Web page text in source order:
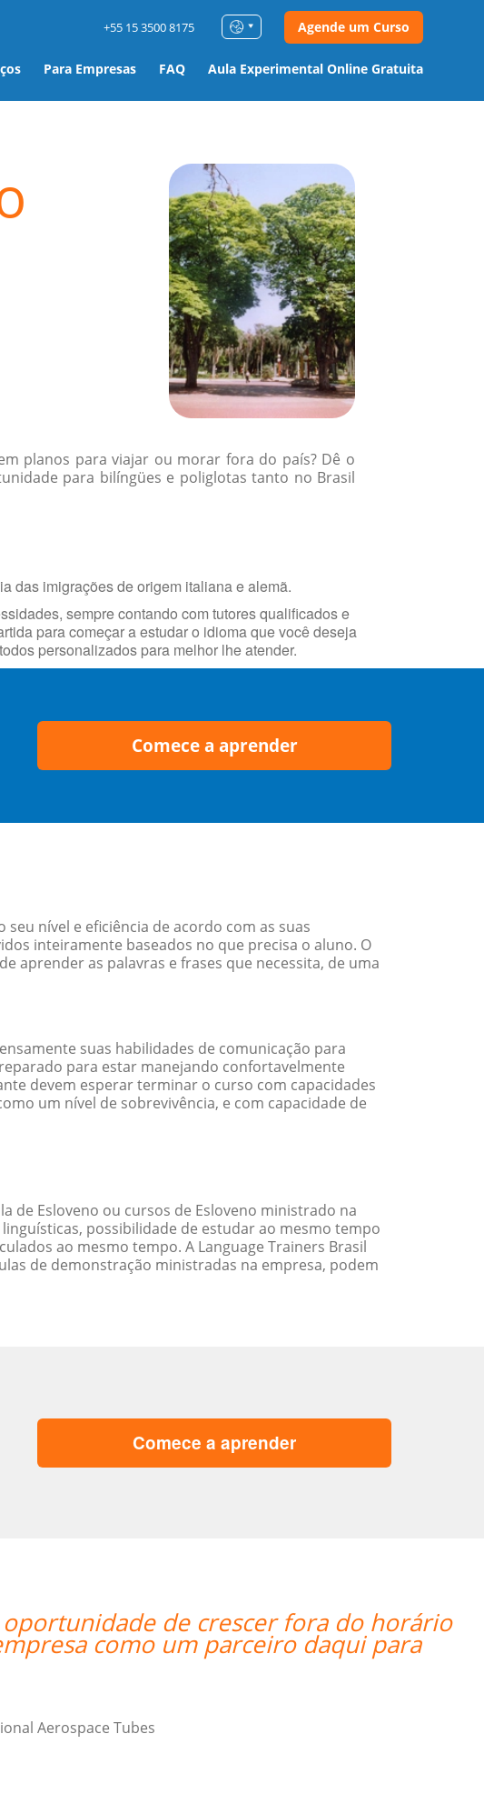
Para Empresas FAQ Aula Experimental Online Gratuita
+55 15 3500 8175 Agende um Curso
planos para viajar ou morar fora do país? Dê o
para bilíngües e poliglotas tanto no Brasil
das imigrações de origem italiana e alemã.
sempre contando com tutores qualificados e
para começar a estudar o idioma que você deseja
personalizados para melhor lhe atender.
Comece a aprender
nível e eficiência de acordo com as suas
inteiramente baseados no que precisa o aluno. O
aprender as palavras e frases que necessita, de uma
suas habilidades de comunicação para
para estar manejando confortavelmente
devem esperar terminar o curso com capacidades
um nível de sobrevivência, e com capacidade de
de Esloveno ou cursos de Esloveno ministrado na
possibilidade de estudar ao mesmo tempo
ao mesmo tempo. A Language Trainers Brasil
de demonstração ministradas na empresa, podem
Comece a aprender
de crescer fora do horário
como um parceiro daqui para
Aerospace Tubes